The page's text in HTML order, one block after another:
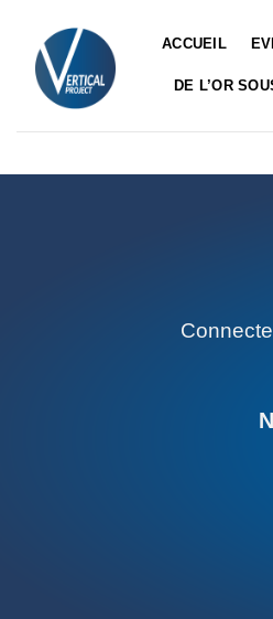
contenu
ACCUEIL
DE L’OR